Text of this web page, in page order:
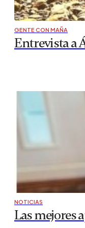
GENTE CON MAÑA
Entrevista a
NOTICIAS
Las mejores